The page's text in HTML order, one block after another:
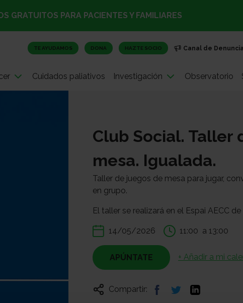
GRATUITOS PARA PACIENTES Y FAMILIARES
TE AYUDAMOS DONA HAZTE SOCIO Canal de Denuncia
Cuidados paliativos Investigación Observatorio
Club Social. Taller
mesa. Igualada.
Taller de juegos de mesa para jugar,
en grupo.
El taller se realizará en el Espai AECC
14/05/2026 11:00 a 13:00
APÚNTATE + Añadir a mi
Compartir: